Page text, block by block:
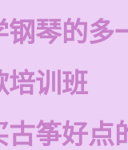
钢琴的多
培训班
古筝好点